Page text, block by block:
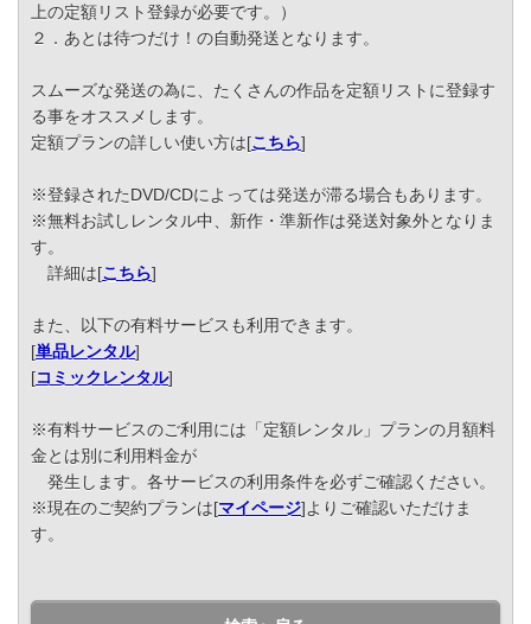
上の定額リスト登録が必要です。）
２．あとは待つだけ！の自動発送となります。
スムーズな発送の為に、たくさんの作品を定額リストに登録す
る事をオススメします。
定額プランの詳しい使い方は[こちら]
※登録されたDVD/CDによっては発送が滞る場合もあります。
※無料お試しレンタル中、新作・準新作は発送対象外となりま
す。
詳細は[こちら]
また、以下の有料サービスも利用できます。
[単品レンタル]
[コミックレンタル]
※有料サービスのご利用には「定額レンタル」プランの月額料
金とは別に利用料金が
発生します。各サービスの利用条件を必ずご確認ください。
※現在のご契約プランは[マイページ]よりご確認いただけま
す。